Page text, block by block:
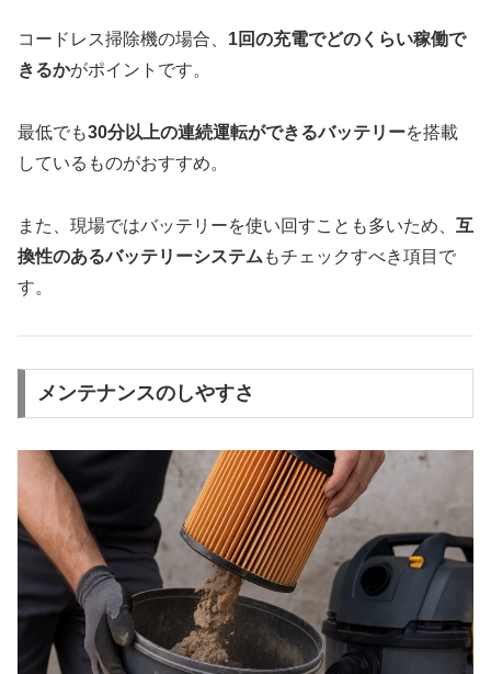
コードレス掃除機の場合、 1回の充電でどのくらい稼働で
きるかがポイントです。
最低でも30分以上の連続運転ができるバッテリーを搭載
しているものがおすすめ。
また、現場ではバッテリーを使い回すことも多いため、 互
換性のあるバッテリーシステム もチェックすべき項目で
す。
メンテナンスのしやすさ